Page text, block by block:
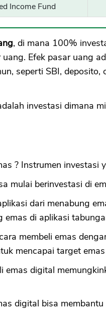
Income Fund
, di mana 100%
Efek pasar uang
seperti SBI,
investasi dimana
? Instrumen investasi
mulai berinvestasi di
dari menabung
emas di aplikasi
membeli emas
mencapai target
emas digital
digital bisa